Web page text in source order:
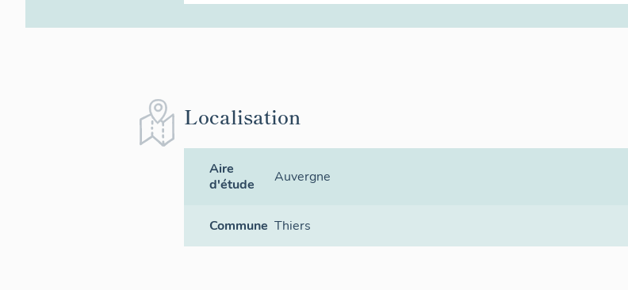
Localisation
Aire
d'étude
Auvergne
Commune Thiers